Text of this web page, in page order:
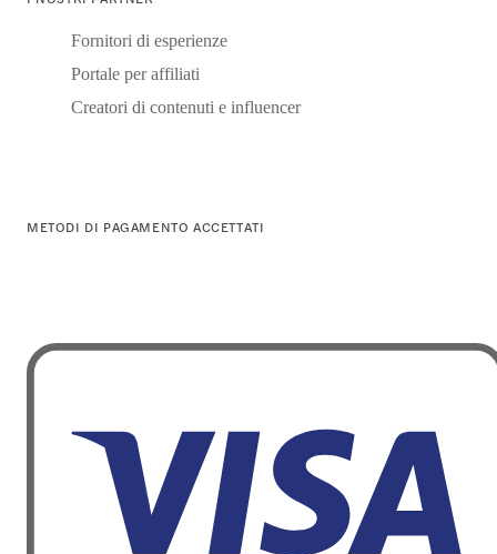
Fornitori di esperienze
Portale per affiliati
Creatori di contenuti e influencer
METODI DI PAGAMENTO ACCETTATI